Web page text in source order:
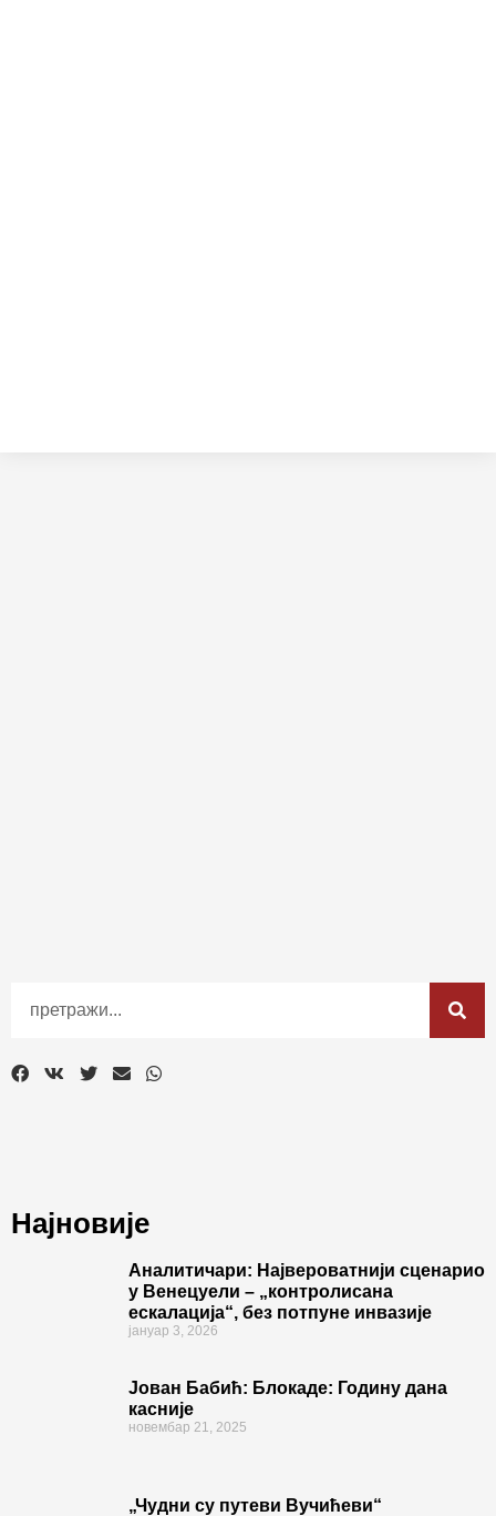
Најновије
Аналитичари: Највероватнији сценарио
у Венецуели – „контролисана
ескалација“, без потпуне инвазије
јануар 3, 2026
Јован Бабић: Блокаде: Годину дана
касније
новембар 21, 2025
„Чудни су путеви Вучићеви“